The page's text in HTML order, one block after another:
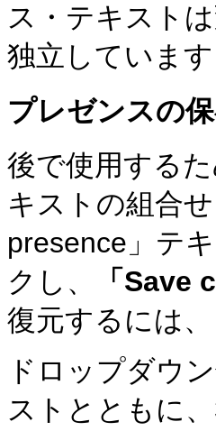
ス・テキスト
独立しています
プレゼンスの
後で使用する
キストの組合
presence」テ
クし、
「Save
復元するには
ドロップダウ
ストとともに